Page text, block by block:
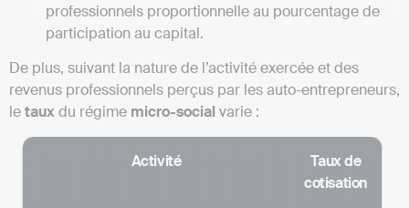
professionnels proportionnelle au pourcentage de
participation au capital.
De plus, suivant la nature de l’activité exercée et des
revenus professionnels perçus par les auto-entrepreneurs,
letauxdu régime micro-social varie :
Activité
Taux de
cotisation